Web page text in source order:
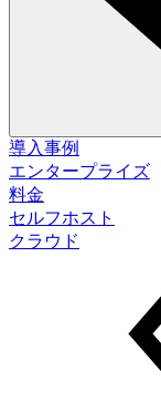
アクセス付与
監査
導入事例
エンタープライズ
料金
セルフホスト
セルフホスト
クラウド